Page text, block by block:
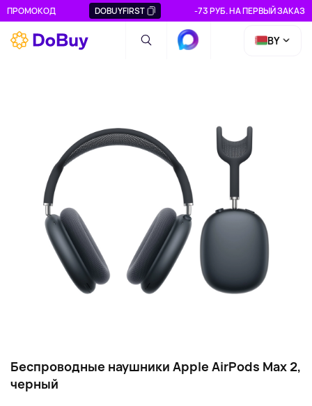
ПРОМОКОД DOBUYFIRST -73 РУБ. НА ПЕРВЫЙ ЗАКАЗ
BY
Беспроводные наушники Apple AirPods Max 2,
черный